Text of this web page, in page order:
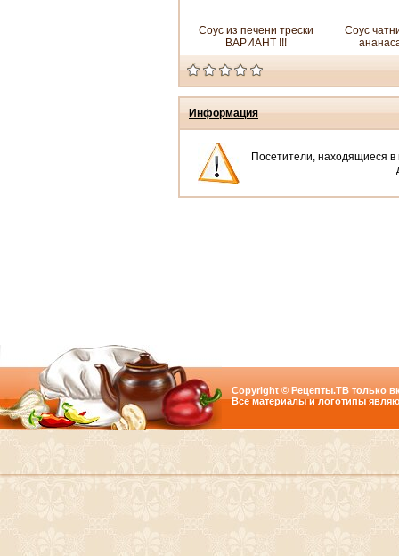
Соус из печени трески
ВАРИАНТ !!!
Соус
Информация
Посетители, находящиеся в
Copyright © Рецепты.ТВ только
Все материалы и логотипы